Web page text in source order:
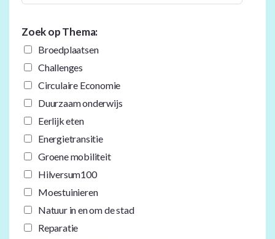
Zoek op Thema:
Broedplaatsen
Challenges
Circulaire Economie
Duurzaam onderwijs
Eerlijk eten
Energietransitie
Groene mobiliteit
Hilversum100
Moestuinieren
Natuur in en om de stad
Reparatie